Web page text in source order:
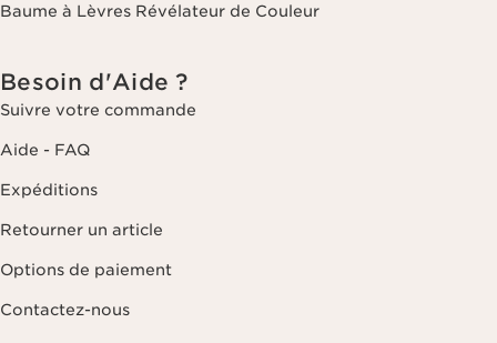
Baume à Lèvres Révélateur de Couleur
Besoin d'Aide ?
Suivre votre commande
Aide - FAQ
Expéditions
Retourner un article
Options de paiement
Contactez-nous